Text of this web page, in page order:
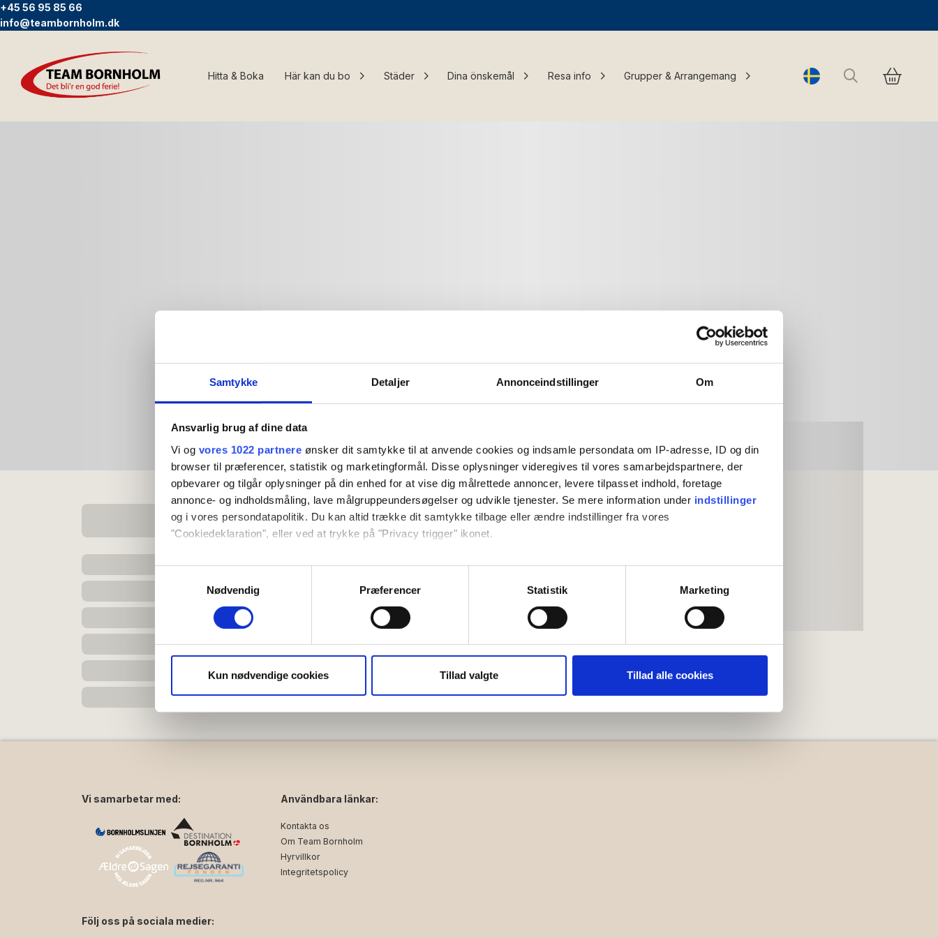
Samtykke Detaljer Annonceindstillinger Om
Ansvarlig brug af dine data
Vi og vores 1022 partnere ønsker dit samtykke til at anvende cookies og indsamle persondata om IP-adresse, ID og din
browser til præferencer, statistik og marketingformål. Disse oplysninger videregives til vores samarbejdspartnere, der
opbevarer og tilgår oplysninger på din enhed for at vise dig målrettede annoncer, levere tilpasset indhold, foretage
annonce- og indholdsmåling, lave målgruppeundersøgelser og udvikle tjenester. Se mere information under indstillinger
og i vores persondatapolitik. Du kan altid trække dit samtykke tilbage eller ændre indstillinger fra vores
"Cookiedeklaration", eller ved at trykke på "Privacy trigger" ikonet.
Hvis du tillader det, vil vi også gerne:
Indsamle præcise oplysninger om din placering, der kan være nøjagtig inden for få meter
Dine valg anvendes på hele websitet.
Vi bruger cookies til at tilpasse vores indhold og annoncer, til at vise dig funktioner til sociale medier og til at analysere
vores trafik. Vi deler også oplysninger om din brug af vores hjemmeside med vores partnere inden for sociale medier,
Nødvendig
Præferencer Statistik Marketing
Kun nødvendige cookies Tillad valgte Tillad alle cookies
+45 56 95 85 66
info@teambornholm.dk
Hitta & Boka Här kan du bo Städer Dina önskemål Resa info Grupper & Arrangemang Change language
Sök
Vi samarbetar med:
Följ oss på sociala medier:
Användbara länkar:
Kontakta os
Om Team Bornholm
Hyrvillkor
Integritetspolicy